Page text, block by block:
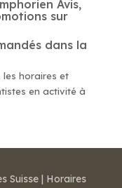
Avis,
sur
dans la
les horaires et
en activité à
Suisse | Horaires